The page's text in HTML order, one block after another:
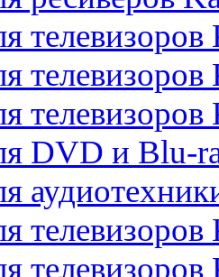
телевизоров
телевизоров
телевизоров
DVD и Blu-
телевизоров